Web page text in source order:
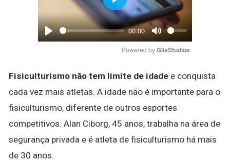
Play
00:00
Mute
Play
Powered by GliaStudios
Fisiculturismo não tem limite de idade e conquista
cada vez mais atletas. A idade não é importante para o
fisiculturismo, diferente de outros esportes
competitivos. Alan Ciborg, 45 anos, trabalha na área de
segurança privada e é atleta de fisiculturismo há mais
de 30 anos.